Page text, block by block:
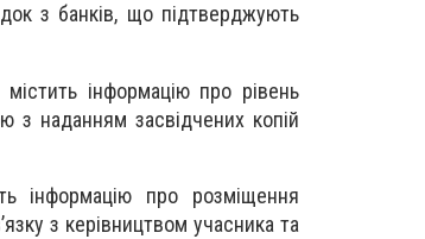
з банків, що підтверджують
інформацію про рівень
з наданням засвідчених копій
інформацію про розміщення
з керівництвом учасника та